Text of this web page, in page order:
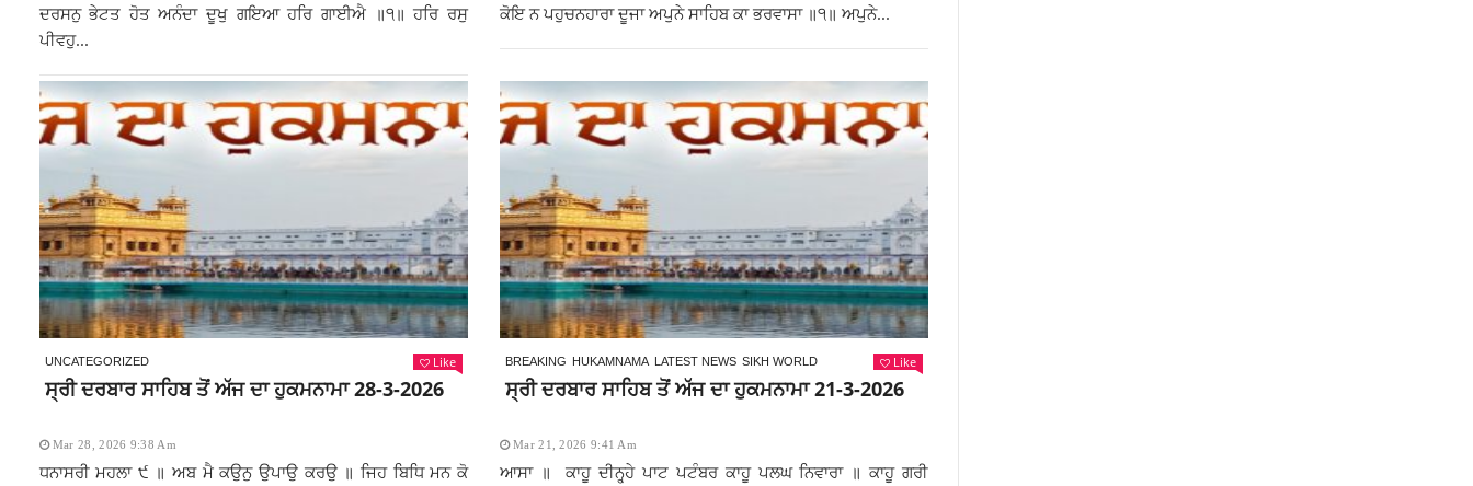
ਦਰਸਨੁ ਭੇਟਤ ਹੋਤ ਅਨੰਦਾ ਦੂਖੁ ਗਇਆ ਹਰਿ ਗਾਈਐ ॥੧॥ ਹਰਿ ਰਸੁ
ਪੀਵਹੁ...
ਕੋਇ ਨ ਪਹੁਚਨਹਾਰਾ ਦੂਜਾ ਅਪੁਨੇ ਸਾਹਿਬ ਕਾ ਭਰਵਾਸਾ ॥੧॥ ਅਪੁਨੇ...
UNCATEGORIZED Like
ਸ੍ਰੀ ਦਰਬਾਰ ਸਾਹਿਬ ਤੋਂ ਅੱਜ ਦਾ ਹੁਕਮਨਾਮਾ 28-3-2026
Mar 28, 2026 9:38 Am
ਧਨਾਸਰੀ ਮਹਲਾ ੯ ॥ ਅਬ ਮੈ ਕਉਨੁ ਉਪਾਉ ਕਰਉ ॥ ਜਿਹ ਬਿਧਿ ਮਨ ਕੋ
BREAKING HUKAMNAMA LATEST NEWS SIKH WORLD Like
ਸ੍ਰੀ ਦਰਬਾਰ ਸਾਹਿਬ ਤੋਂ ਅੱਜ ਦਾ ਹੁਕਮਨਾਮਾ 21-3-2026
Mar 21, 2026 9:41 Am
ਆਸਾ ॥ ਕਾਹੂ ਦੀਨ੍ਹ੍ਹੇ ਪਾਟ ਪਟੰਬਰ ਕਾਹੂ ਪਲਘ ਨਿਵਾਰਾ ॥ ਕਾਹੂ ਗਰੀ